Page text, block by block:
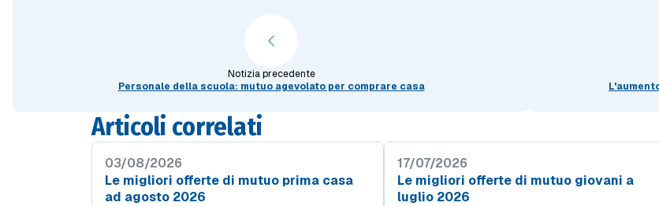
Notizia precedente
Personale della scuola: mutuo agevolato per comprare casa
Articoli correlati
03/08/2026
Le migliori offerte di mutuo prima casa
ad agosto 2026
17/07/2026
Le migliori offerte di mutuo giovani a
luglio 2026